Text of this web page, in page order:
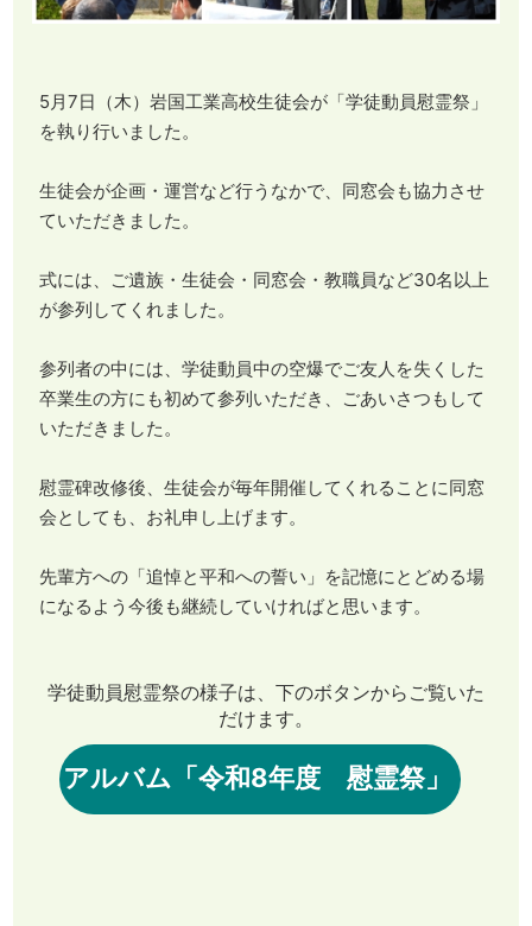
5月7日（木）岩国工業高校生徒会が「学徒動員慰霊祭」
を執り行いました。
生徒会が企画・運営など行うなかで、同窓会も協力させ
ていただきました。
式には、ご遺族・生徒会・同窓会・教職員など30名以上
が参列してくれました。
参列者の中には、学徒動員中の空爆でご友人を失くした
卒業生の方にも初めて参列いただき、ごあいさつもして
いただきました。
慰霊碑改修後、生徒会が毎年開催してくれることに同窓
会としても、お礼申し上げます。
先輩方への「追悼と平和への誓い」を記憶にとどめる場
になるよう今後も継続していければと思います。
学徒動員慰霊祭の様子は、下のボタンからご覧いた
だけます。
アルバム「令和8年度 慰霊祭」